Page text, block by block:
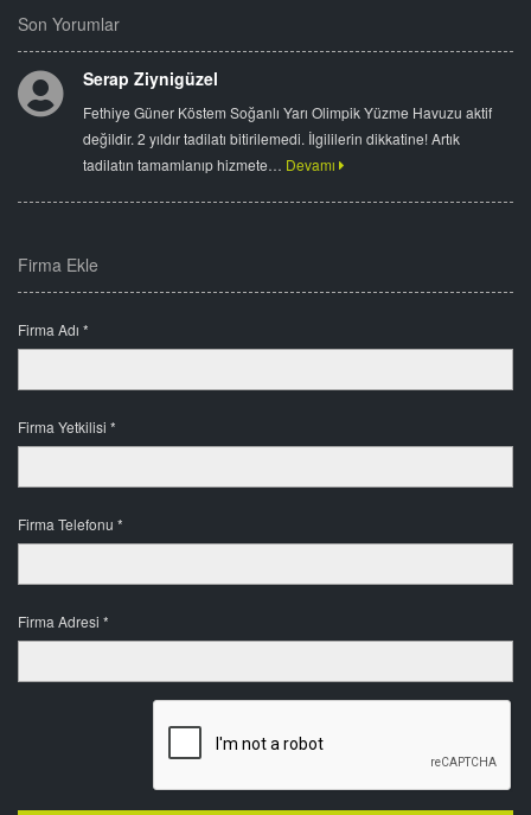
Son Yorumlar
Serap Ziynigüzel
Fethiye Güner Köstem Soğanlı Yarı Olimpik Yüzme Havuzu aktif
değildir. 2 yıldır tadilatı bitirilemedi. İlgililerin dikkatine! Artık
tadilatın tamamlanıp hizmete… Devamı
Firma Ekle
Firma Adı *
Firma Yetkilisi *
Firma Telefonu *
Firma Adresi *